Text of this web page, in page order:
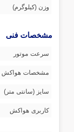
وزن (کیلوگرم)
مشخصات فنی
سرعت موتور
مشخصات هواکش
سایز (سانتی متر)
کاربری هواکش